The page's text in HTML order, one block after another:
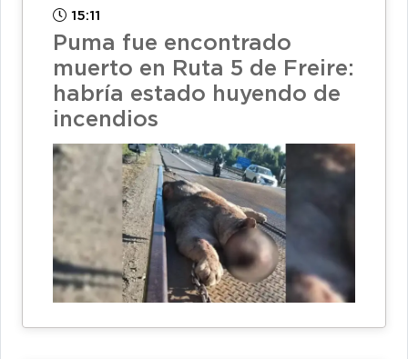
15:11
Puma fue encontrado
muerto en Ruta 5 de Freire:
habría estado huyendo de
incendios